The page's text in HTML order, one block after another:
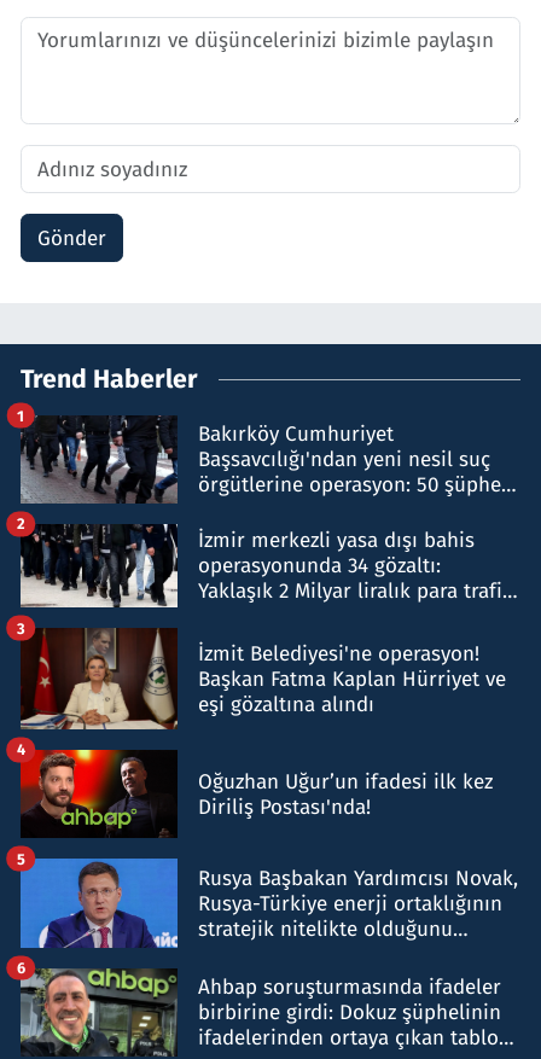
Gönder
Trend Haberler
Bakırköy Cumhuriyet
Başsavcılığı'ndan yeni nesil suç
örgütlerine operasyon: 50 şüpheli
1
İzmir merkezli yasa dışı bahis
operasyonunda 34 gözaltı:
Yaklaşık 2 Milyar liralık para trafiği
2
İzmit Belediyesi'ne operasyon!
Başkan Fatma Kaplan Hürriyet ve
eşi gözaltına alındı
3
Oğuzhan Uğur’un ifadesi ilk kez
Diriliş Postası'nda!
4
Rusya Başbakan Yardımcısı Novak,
Rusya-Türkiye enerji ortaklığının
stratejik nitelikte olduğunu
5
Ahbap soruşturmasında ifadeler
birbirine girdi: Dokuz şüphelinin
ifadelerinden ortaya çıkan tablo
6